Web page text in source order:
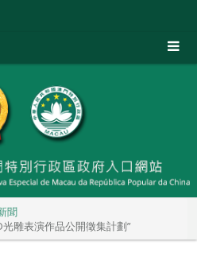
聞
雕表演作品公開徵集計劃”